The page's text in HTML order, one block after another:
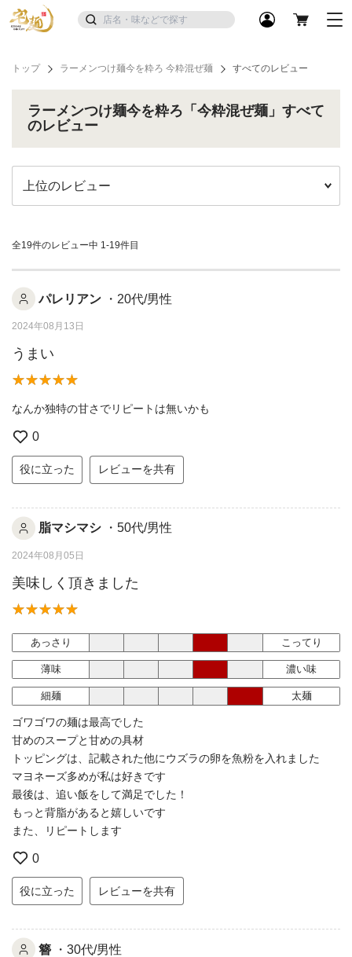
トップ ラーメンつけ麺今を粋ろ 今粋混ぜ麺 すべてのレビュー
ラーメンつけ麺今を粋ろ「今粋混ぜ麺」すべて
のレビュー
全19件のレビュー中 1-19件目
パレリアン ・20代/男性
2024年08月13日
うまい
なんか独特の甘さでリピートは無いかも
0
役に立った レビューを共有
脂マシマシ ・50代/男性
2024年08月05日
美味しく頂きました
あっさり こってり
薄味 濃い味
細麺 太麺
ゴワゴワの麺は最高でした
甘めのスープと甘めの具材
トッピングは、記載された他にウズラの卵を魚粉を入れました
マヨネーズ多めが私は好きです
最後は、追い飯をして満足でした！
もっと背脂があると嬉しいです
また、リピートします
0
役に立った レビューを共有
簪 ・30代/男性